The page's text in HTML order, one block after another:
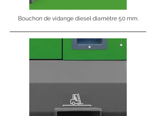
Bouchon de vidange diesel diamètre 50 mm.